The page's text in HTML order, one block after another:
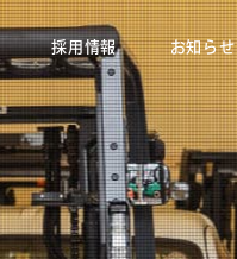
採用情報 お知らせ